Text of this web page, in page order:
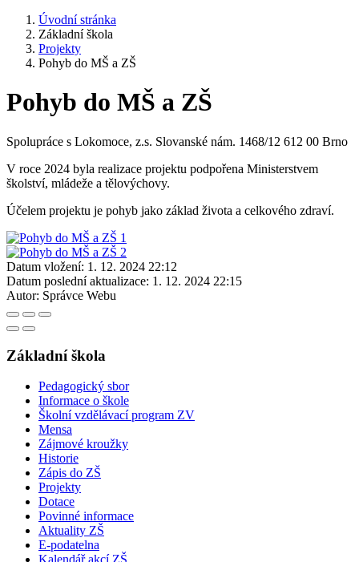
Úvodní stránka
Základní škola
Projekty
Pohyb do MŠ a ZŠ
Pohyb do MŠ a ZŠ
Spolupráce s Lokomoce, z.s. Slovanské nám. 1468/12 612 00 Brno
V roce 2024 byla realizace projektu podpořena Ministerstvem
školství, mládeže a tělovýchovy.
Účelem projektu je pohyb jako základ života a celkového zdraví.
Datum vložení: 1. 12. 2024 22:12
Datum poslední aktualizace: 1. 12. 2024 22:15
Autor: Správce Webu
Základní škola
Pedagogický sbor
Informace o škole
Školní vzdělávací program ZV
Mensa
Zájmové kroužky
Historie
Zápis do ZŠ
Projekty
Dotace
Povinné informace
Aktuality ZŠ
E-podatelna